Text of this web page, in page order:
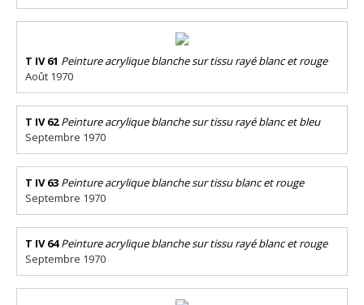
T IV 61 Peinture acrylique blanche sur tissu rayé blanc et rouge
Août 1970
T IV 62 Peinture acrylique blanche sur tissu rayé blanc et bleu
Septembre 1970
T IV 63 Peinture acrylique blanche sur tissu blanc et rouge
Septembre 1970
T IV 64 Peinture acrylique blanche sur tissu rayé blanc et rouge
Septembre 1970